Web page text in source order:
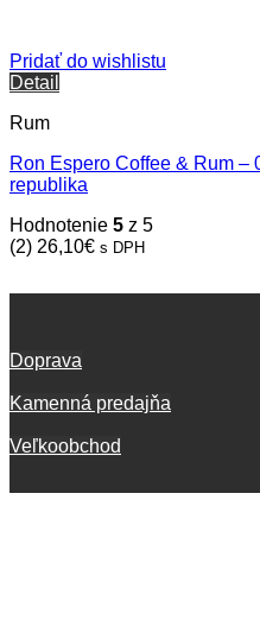
Pridať do wishlistu
Detail
Rum
Ron Espero Coffee & Rum –
republika
Hodnotenie 5 z 5
(2) 26,10€ s DPH
Doprava
Kamenná predajňa
Veľkoobchod